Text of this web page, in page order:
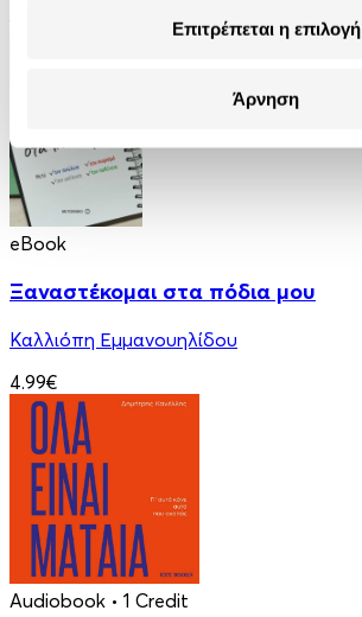
Επιτρέπεται η επιλογή
Άρνηση
eBook
Ξαναστέκομαι στα πόδια μου
Καλλιόπη Εμμανουηλίδου
4.99€
Audiobook • 1 Credit